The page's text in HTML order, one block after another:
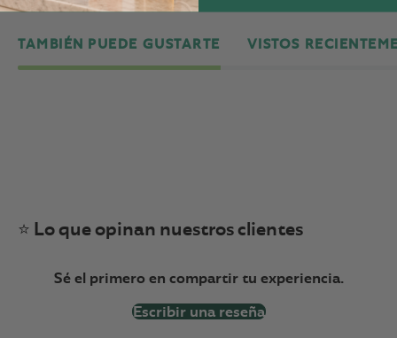
TAMBIÉN PUEDE GUSTARTE VISTOS
⭐ Lo que opinan nuestros clientes
Sé el primero en compartir tu experiencia.
Escribir una reseña